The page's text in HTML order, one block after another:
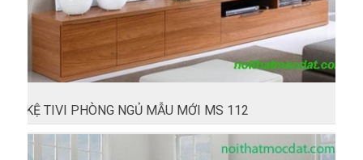
KỆ TIVI PHÒNG NGỦ MẪU MỚI MS 112